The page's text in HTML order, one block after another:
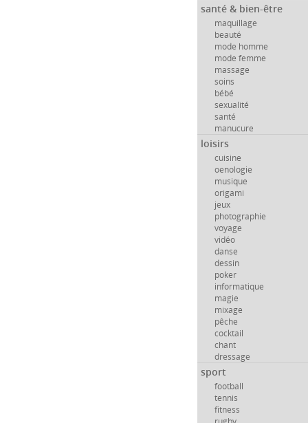
santé & bien-être
maquillage
beauté
mode homme
mode femme
massage
soins
bébé
sexualité
santé
manucure
loisirs
cuisine
oenologie
musique
origami
jeux
photographie
voyage
vidéo
danse
dessin
poker
informatique
magie
mixage
pêche
cocktail
chant
dressage
sport
football
tennis
fitness